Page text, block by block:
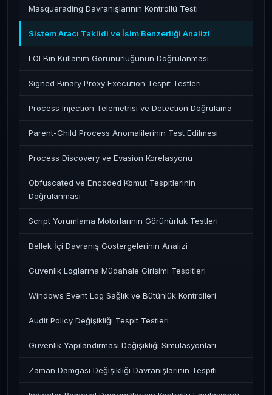
Masquerading Davranışlarının Kontrollü Testi
Sistem Aracı Taklidi ve İsim Benzerliği Analizi
LOLBin Kullanım Görünürlüğünün Doğrulanması
Signed Binary Proxy Execution Tespit Testleri
Process Injection Telemetrisi ve Detection Doğrulama
Parent-Child Process Anomalilerinin Test Edilmesi
Process Discovery ve Evasion Korelasyonu
Obfuscated ve Encoded Komut Tespitlerinin
Doğrulanması
Script Yorumlama Motorlarının Görünürlük Testleri
Bellek İçi Davranış Göstergelerinin Analizi
Güvenlik Loglarına Müdahale Girişimi Tespitleri
Windows Event Log Sağlık ve Bütünlük Kontrolleri
Audit Policy Değişikliği Tespit Testleri
Güvenlik Yapılandırması Değişikliği Simülasyonları
Zaman Damgası Değişikliği Davranışlarının Tespiti